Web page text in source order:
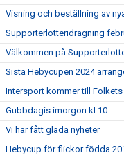
Visning och beställning av
Supporterlotteridragning
Välkommen på
Sista Hebycupen 2024
Intersport kommer till Folkets
Gubbdagis imorgon kl 10
Vi har fått glada nyheter
Hebycup för flickor födda